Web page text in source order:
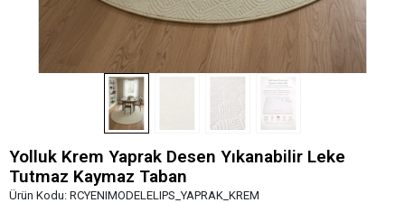
Yolluk Krem Yaprak Desen Yıkanabilir Leke
Tutmaz Kaymaz Taban
Ürün Kodu: RCYENIMODELELIPS_YAPRAK_KREM